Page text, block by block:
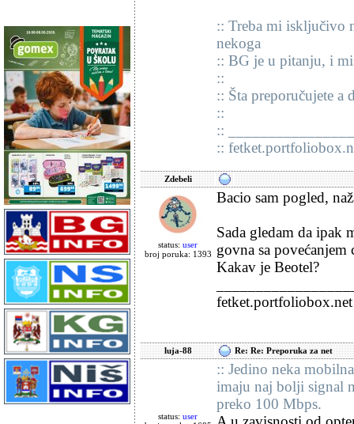
:: Treba mi isključivo
nekoga
:: BG je u pitanju, i
::
:: Šta preporučujete a
::
::
::
Zdebeli
status: user
broj poruka: 1393
Bacio sam pogled,
Sada gledam da ipak
govna sa povećanjem
Kakav je Beotel?
fetket.portfoliobox.net
luja-88 Re: Re: Preporuka za net
status: user
:: Jedino neka
imaju naj bolji signal
preko 100 Mbps.